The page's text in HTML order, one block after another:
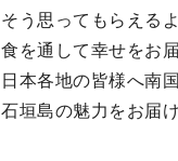
そう思ってもらえる
食を通して幸せをお
日本各地の皆様へ南
石垣島の魅力をお届